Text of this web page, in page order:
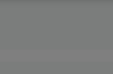
Folgendes bereitzustellen: